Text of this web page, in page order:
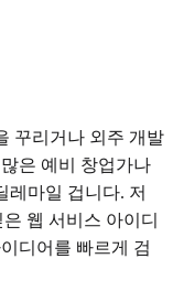
꾸리거나 외주 개발
은 예비 창업가나
레마일 겁니다. 저
웹 서비스 아이디
디어를 빠르게 검